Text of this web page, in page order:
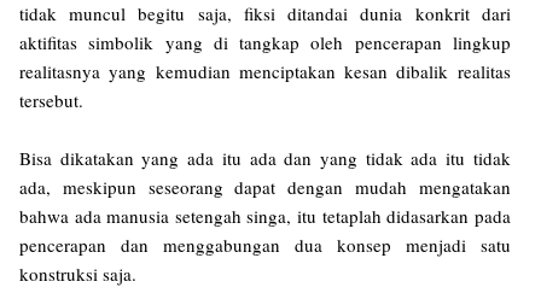
tidak muncul begitu saja, fiksi ditandai dunia konkrit dari
aktifitas simbolik yang di tangkap oleh pencerapan lingkup
realitasnya yang kemudian menciptakan kesan dibalik realitas
tersebut.
Bisa dikatakan yang ada itu ada dan yang tidak ada itu tidak
ada, meskipun seseorang dapat dengan mudah mengatakan
bahwa ada manusia setengah singa, itu tetaplah didasarkan pada
pencerapan dan menggabungan dua konsep menjadi satu
konstruksi saja.